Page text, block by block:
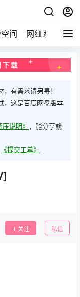
间 网红系列 打
有需求请另寻！
，这是百度网盘版本
压说明》 ，能分享就
《提交工单》
关注 私信